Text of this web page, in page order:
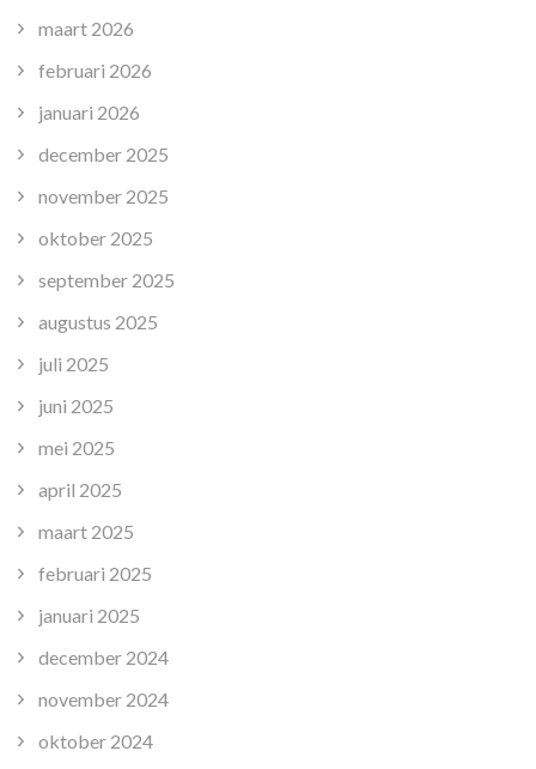
maart 2026
februari 2026
januari 2026
december 2025
november 2025
oktober 2025
september 2025
augustus 2025
juli 2025
juni 2025
mei 2025
april 2025
maart 2025
februari 2025
januari 2025
december 2024
november 2024
oktober 2024